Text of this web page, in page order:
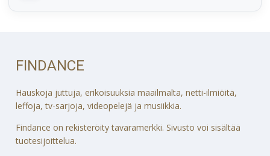
FINDANCE
Hauskoja juttuja, erikoisuuksia maailmalta, netti-ilmiöitä,
leffoja, tv-sarjoja, videopelejä ja musiikkia.
Findance on rekisteröity tavaramerkki. Sivusto voi sisältää
tuotesijoittelua.